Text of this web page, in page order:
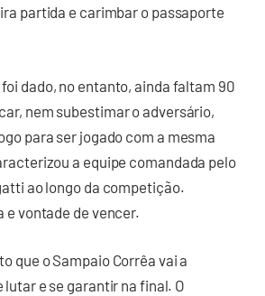
partida e carimbar o passaporte
dado, no entanto, ainda faltam 90
nem subestimar o adversário,
para ser jogado com a mesma
a equipe comandada pelo
ao longo da competição.
e vontade de vencer.
que o Sampaio Corrêa vai a
lutar e se garantir na final. O